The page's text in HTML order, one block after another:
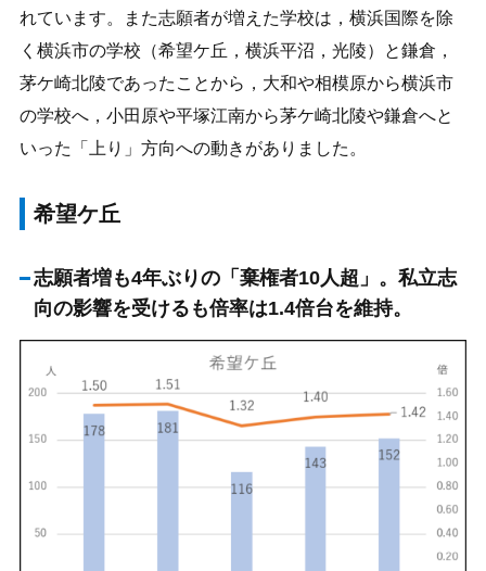
れています。また志願者が増えた学校は，横浜国際を除
く横浜市の学校（希望ケ丘，横浜平沼，光陵）と鎌倉，
茅ケ崎北陵であったことから，大和や相模原から横浜市
の学校へ，小田原や平塚江南から茅ケ崎北陵や鎌倉へと
いった「上り」方向への動きがありました。
希望ケ丘
志願者増も4年ぶりの「棄権者10人超」。私立志
向の影響を受けるも倍率は1.4倍台を維持。